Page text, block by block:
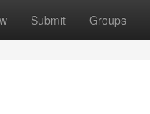
Submit Groups